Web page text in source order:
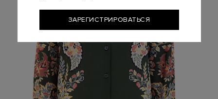
ЗАРЕГИСТРИРОВАТЬСЯ